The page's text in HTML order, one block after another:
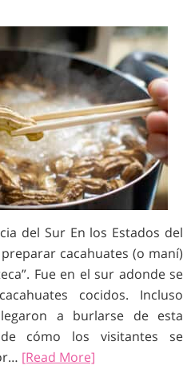
del Sur En los Estados del
cacahuates (o maní)
Fue en el sur adonde se
cocidos. Incluso
a burlarse de esta
cómo los visitantes se
[Read More]